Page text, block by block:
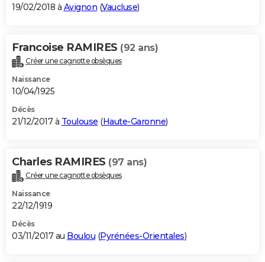
19/02/2018 à Avignon (Vaucluse)
Francoise RAMIRES (92 ans)
Créer une cagnotte obsèques
Naissance
10/04/1925
Décès
21/12/2017 à Toulouse (Haute-Garonne)
Charles RAMIRES (97 ans)
Créer une cagnotte obsèques
Naissance
22/12/1919
Décès
03/11/2017 au Boulou (Pyrénées-Orientales)